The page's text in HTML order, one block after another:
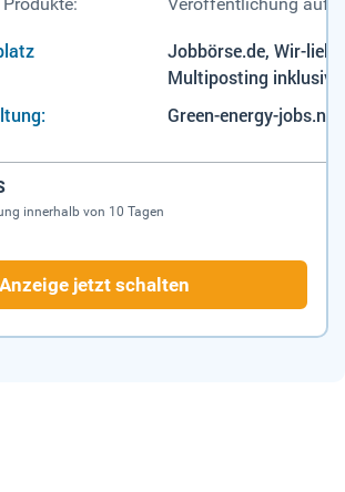
Jobbörse.de, Wir-
Multiposting inklusive
Green-energy-jobs.net
innerhalb von 10 Tagen
Anzeige jetzt schalten